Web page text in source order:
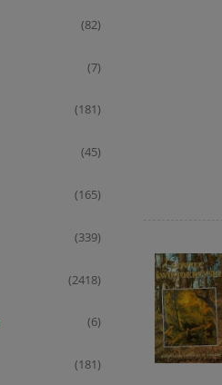
(82)
(7)
(181)
(45)
(165)
(339)
(2418)
(6)
(181)